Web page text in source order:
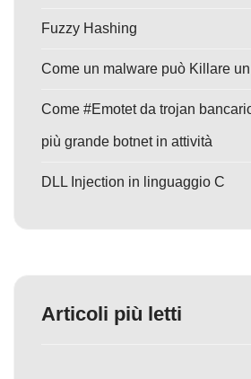
Fuzzy Hashing
Come un malware può Killare
Come #Emotet da trojan
più grande botnet in attività
DLL Injection in linguaggio C
Articoli più letti